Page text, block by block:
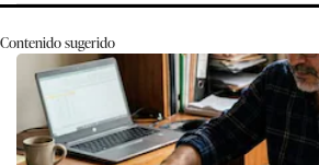
Contenido sugerido